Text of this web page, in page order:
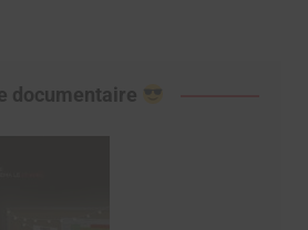
documentaire